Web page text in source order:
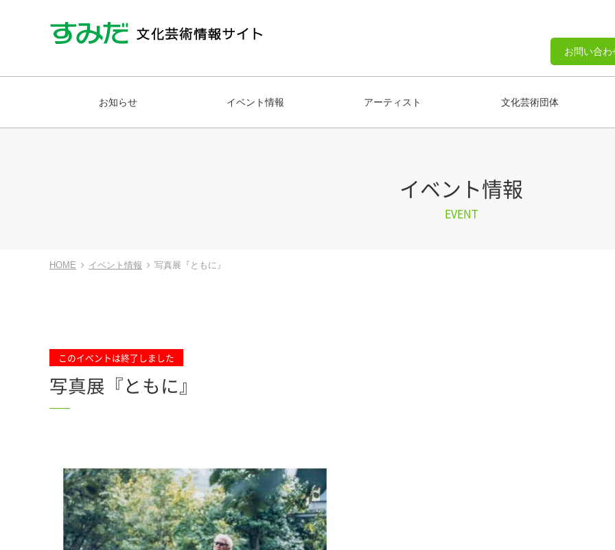
お問い合わ
お知らせ イベント情報 アーティスト 文化芸術団体
イベント情報
EVENT
HOME イベント情報 写真展『ともに』
このイベントは終了しました
写真展『ともに』